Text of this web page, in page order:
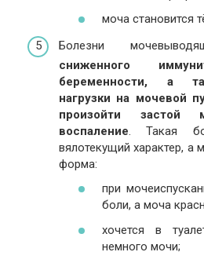
моча становится
Болезни
сниженного
беременности, а
нагрузки на мочевой
произойти застой
воспаление. Такая
вялотекущий характер, а
форма:
при
боли, а моча
хочется в
немного мочи;